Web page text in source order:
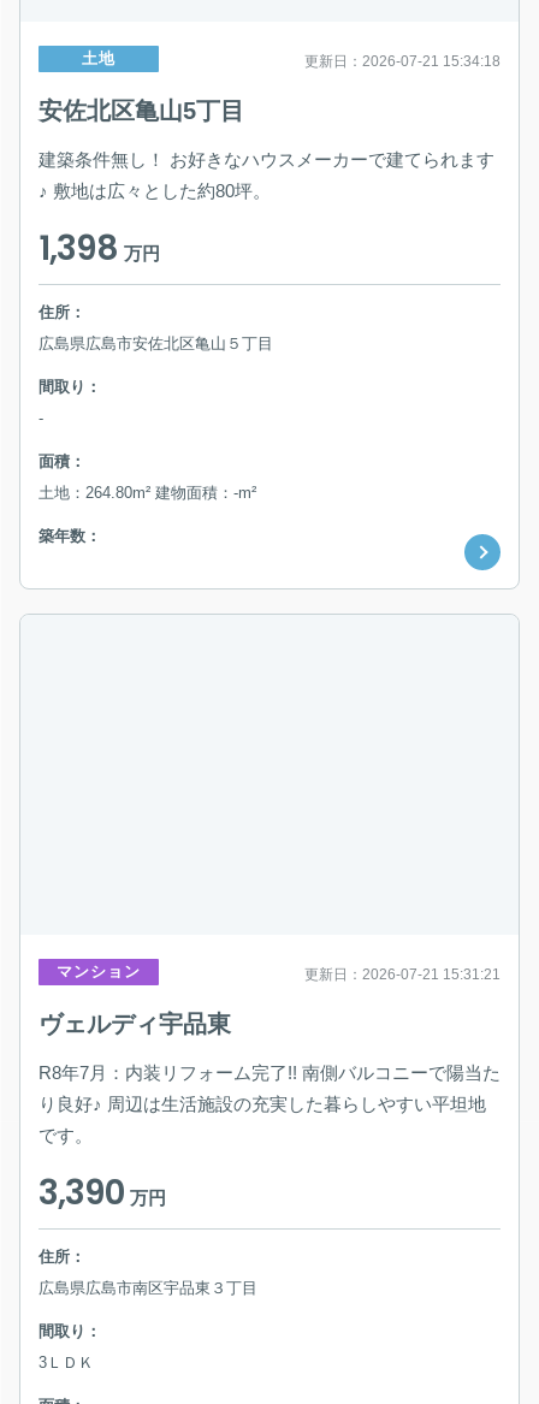
土地 更新日：2026-07-21 15:34:18
安佐北区亀山5丁目
建築条件無し！ お好きなハウスメーカーで建てられます
♪ 敷地は広々とした約80坪。
1,398万円
住所：
広島県広島市安佐北区亀山５丁目
間取り：
-
面積：
土地：264.80m² 建物面積：-m²
築年数：
マンション 更新日：2026-07-21 15:31:21
ヴェルディ宇品東
R8年7月：内装リフォーム完了!! 南側バルコニーで陽当た
り良好♪ 周辺は生活施設の充実した暮らしやすい平坦地
です。
3,390万円
住所：
広島県広島市南区宇品東３丁目
間取り：
3ＬＤＫ